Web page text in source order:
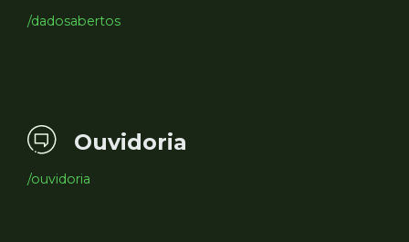
/dadosabertos
Ouvidoria
/ouvidoria